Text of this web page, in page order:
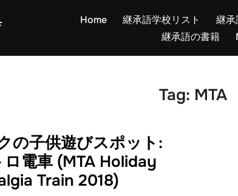
Home 継承語学校リスト 継
継承語の書籍
Tag: MTA
の子供遊びスポット:
ロ電車 (MTA Holiday
Train 2018)